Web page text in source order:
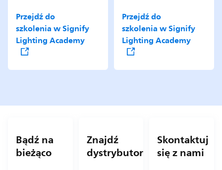
Przejdź do
szkolenia w Signify
Lighting Academy
Przejdź do
szkolenia w Signify
Lighting Academy
Bądź na
bieżąco
Znajdź
dystrybutora
Skontaktuj
się z nami